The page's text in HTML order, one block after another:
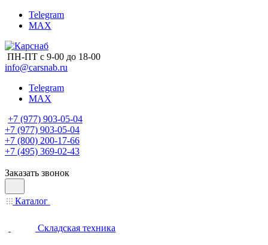
Telegram
MAX
ПН-ПТ с 9-00 до 18-00
info@carsnab.ru
Telegram
MAX
+7 (977) 903-05-04
+7 (977) 903-05-04
+7 (800) 200-17-66
+7 (495) 369-02-43
Заказать звонок
Каталог
Складская техника